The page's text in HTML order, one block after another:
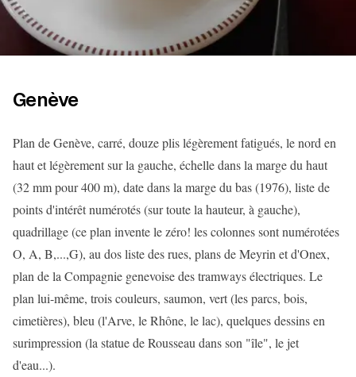
Genève
Plan de Genève, carré, douze plis légèrement fatigués, le nord en
haut et légèrement sur la gauche, échelle dans la marge du haut
(32 mm pour 400 m), date dans la marge du bas (1976), liste de
points d'intérêt numérotés (sur toute la hauteur, à gauche),
quadrillage (ce plan invente le zéro! les colonnes sont numérotées
O, A, B,...,G), au dos liste des rues, plans de Meyrin et d'Onex,
plan de la Compagnie genevoise des tramways électriques. Le
plan lui-même, trois couleurs, saumon, vert (les parcs, bois,
cimetières), bleu (l'Arve, le Rhône, le lac), quelques dessins en
surimpression (la statue de Rousseau dans son "île", le jet
d'eau...).